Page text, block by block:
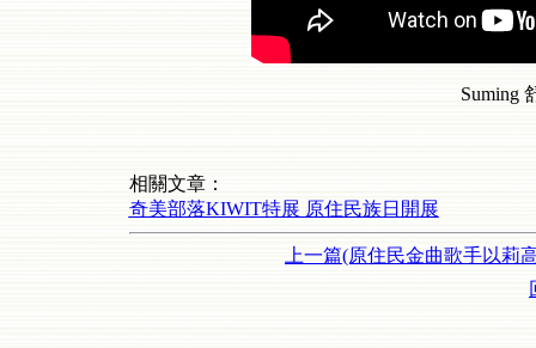
Suming
相關文章：
奇美部落KIWIT特展 原住民族日開展
上一篇(原住民金曲歌手以莉